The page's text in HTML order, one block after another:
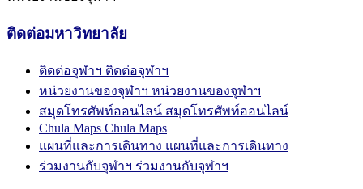
ติดต่อมหาวิทยาลัย
ติดต่อจุฬาฯ ติดต่อจุฬาฯ
หน่วยงานของจุฬาฯ หน่วยงานของจุฬาฯ
สมุดโทรศัพท์ออนไลน์ สมุดโทรศัพท์ออนไลน์
Chula Maps Chula Maps
แผนที่และการเดินทาง แผนที่และการเดินทาง
ร่วมงานกับจุฬาฯ ร่วมงานกับจุฬาฯ